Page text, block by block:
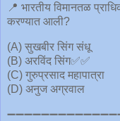
📍 भारतीय विमानतळ
करण्यात आली?
(A) सुखबीर सिंग संधू
(B) अरविंद सिंग✅✅
(C) गुरुप्रसाद महापात्रा
(D) अनुज अग्रवाल